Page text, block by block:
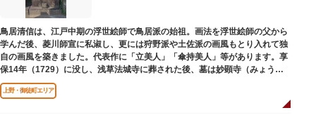
鳥居清信は、江戸中期の浮世絵師で鳥居派の始祖。画法を浮世絵師の父から
学んだ後、菱川師宣に私淑し、更には狩野派や土佐派の画風もとり入れて独
自の画風を築きました。代表作に「立美人」「傘持美人」等があります。享
保14年（1729）に没し、浅草法城寺に葬された後、墓は妙顕寺（みょうけ
んじ）に移されました。
上野・御徒町エリア